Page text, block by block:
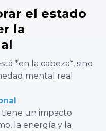
el estado
la
*en la cabeza*, sino
mental real
un impacto
la energía y la